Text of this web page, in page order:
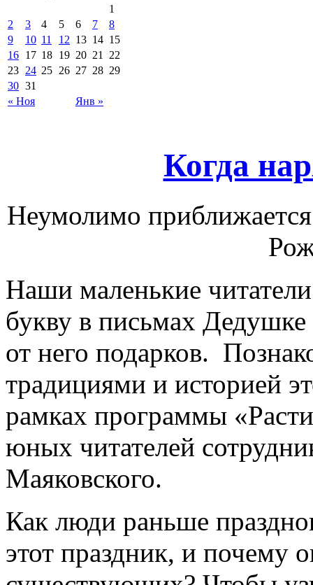
« Ноя Янв »
1
2
3 4 5 6 7
8
9
10 11 12 13 14 15
16 17 18 19 20 21
22
23 24 25 26 27 28 29
30 31
Когда
Неумолимо
Наши маленькие
букву в письмах
от него подарков.
традициями и историей
рамках программы
юных читателей
Маяковского.
Как люди раньше
этот праздник, и почему